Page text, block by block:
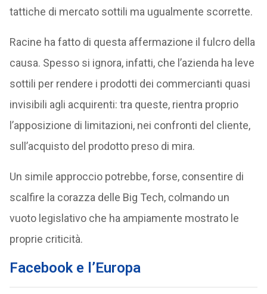
tattiche di mercato sottili ma ugualmente scorrette.
Racine ha fatto di questa affermazione il fulcro della
causa. Spesso si ignora, infatti, che l’azienda ha leve
sottili per rendere i prodotti dei commercianti quasi
invisibili agli acquirenti: tra queste, rientra proprio
l’apposizione di limitazioni, nei confronti del cliente,
sull’acquisto del prodotto preso di mira.
Un simile approccio potrebbe, forse, consentire di
scalfire la corazza delle Big Tech, colmando un
vuoto legislativo che ha ampiamente mostrato le
proprie criticità.
Facebook e l’Europa